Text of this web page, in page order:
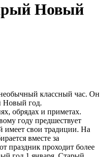
Новый
классный час. Он
Новый год.
обрядах и приметах.
году предшествует
имеет свои традиции. На
вместе за
праздник проходит более